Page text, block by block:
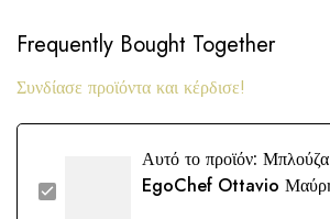
Frequently Bought Together
Συνδίασε προϊόντα και κέρδισε!
Αυτό το προϊόν:
EgoChef Ottavio